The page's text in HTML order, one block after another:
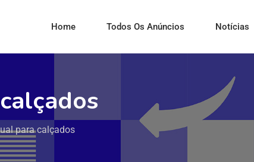
Home Todos Os Anúncios Notícias
para calçados